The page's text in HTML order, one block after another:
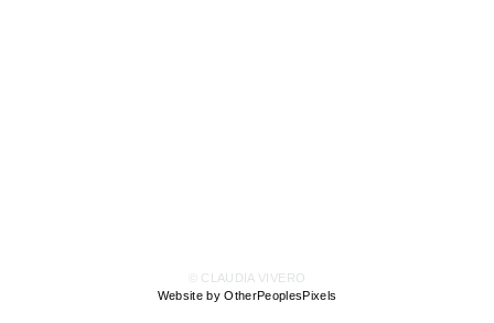
© CLAUDIA VIVERO
Website by OtherPeoplesPixels